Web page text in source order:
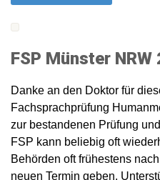
FSP Münster NRW
Danke an den Doktor für
Fachsprachprüfung
zur bestandenen Prüfung
FSP kann beliebig oft
Behörden oft frühestens
neuen Termin geben.